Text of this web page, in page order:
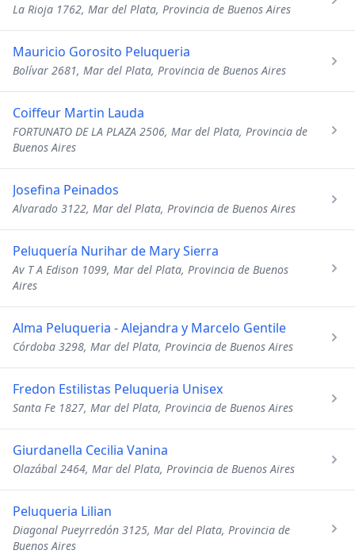
La Rioja 1762, Mar del Plata, Provincia de Buenos Aires
Mauricio Gorosito Peluqueria
Bolívar 2681, Mar del Plata, Provincia de Buenos Aires
Coiffeur Martin Lauda
FORTUNATO DE LA PLAZA 2506, Mar del Plata, Provincia de
Buenos Aires
Josefina Peinados
Alvarado 3122, Mar del Plata, Provincia de Buenos Aires
Peluquería Nurihar de Mary Sierra
Av T A Edison 1099, Mar del Plata, Provincia de Buenos
Aires
Alma Peluqueria - Alejandra y Marcelo Gentile
Córdoba 3298, Mar del Plata, Provincia de Buenos Aires
Fredon Estilistas Peluqueria Unisex
Santa Fe 1827, Mar del Plata, Provincia de Buenos Aires
Giurdanella Cecilia Vanina
Olazábal 2464, Mar del Plata, Provincia de Buenos Aires
Peluqueria Lilian
Diagonal Pueyrredón 3125, Mar del Plata, Provincia de
Buenos Aires